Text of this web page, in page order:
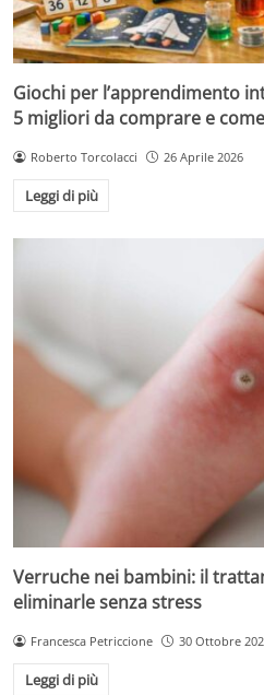
Giochi per l’apprendimento
5 migliori da comprare e
Roberto Torcolacci 26 Aprile 2026
Leggi di più
Verruche nei bambini: il
eliminarle senza stress
Francesca Petriccione 30 Ottobre
Leggi di più